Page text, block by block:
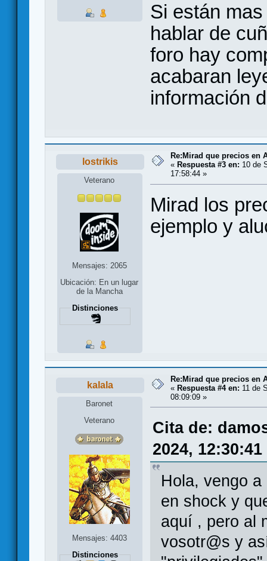
Si están
hablar de
foro hay
acabaran
información
lostrikis
Veterano
Mensajes: 2065
Ubicación: En un lugar
de la Mancha
Distinciones
Re:Mirad que precios en
« Respuesta #3 en: 10 de
17:58:44 »
Mirad los
ejemplo y
kalala
Baronet
Veterano
Mensajes: 4403
Distinciones
Re:Mirad que precios en
« Respuesta #4 en: 11 de
08:09:09 »
Cita de:
2024, 12:30:41
Hola, vengo
en shock y
aquí , pero al
vosotr@s y